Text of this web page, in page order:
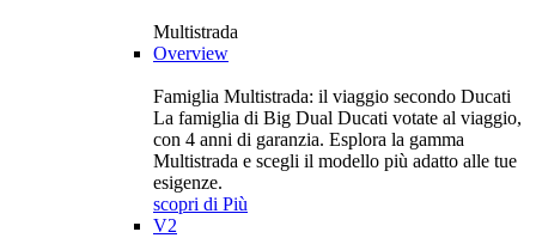
Multistrada
Overview
Famiglia Multistrada: il viaggio secondo Ducati
La famiglia di Big Dual Ducati votate al viaggio,
con 4 anni di garanzia. Esplora la gamma
Multistrada e scegli il modello più adatto alle tue
esigenze.
scopri di Più
V2